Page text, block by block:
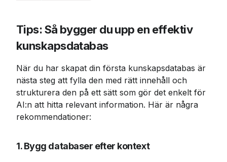
Tips: Så bygger du upp en effektiv
kunskapsdatabas
När du har skapat din första kunskapsdatabas är
nästa steg att fylla den med rätt innehåll och
strukturera den på ett sätt som gör det enkelt för
AI:n att hitta relevant information. Här är några
rekommendationer:
1. Bygg databaser efter kontext